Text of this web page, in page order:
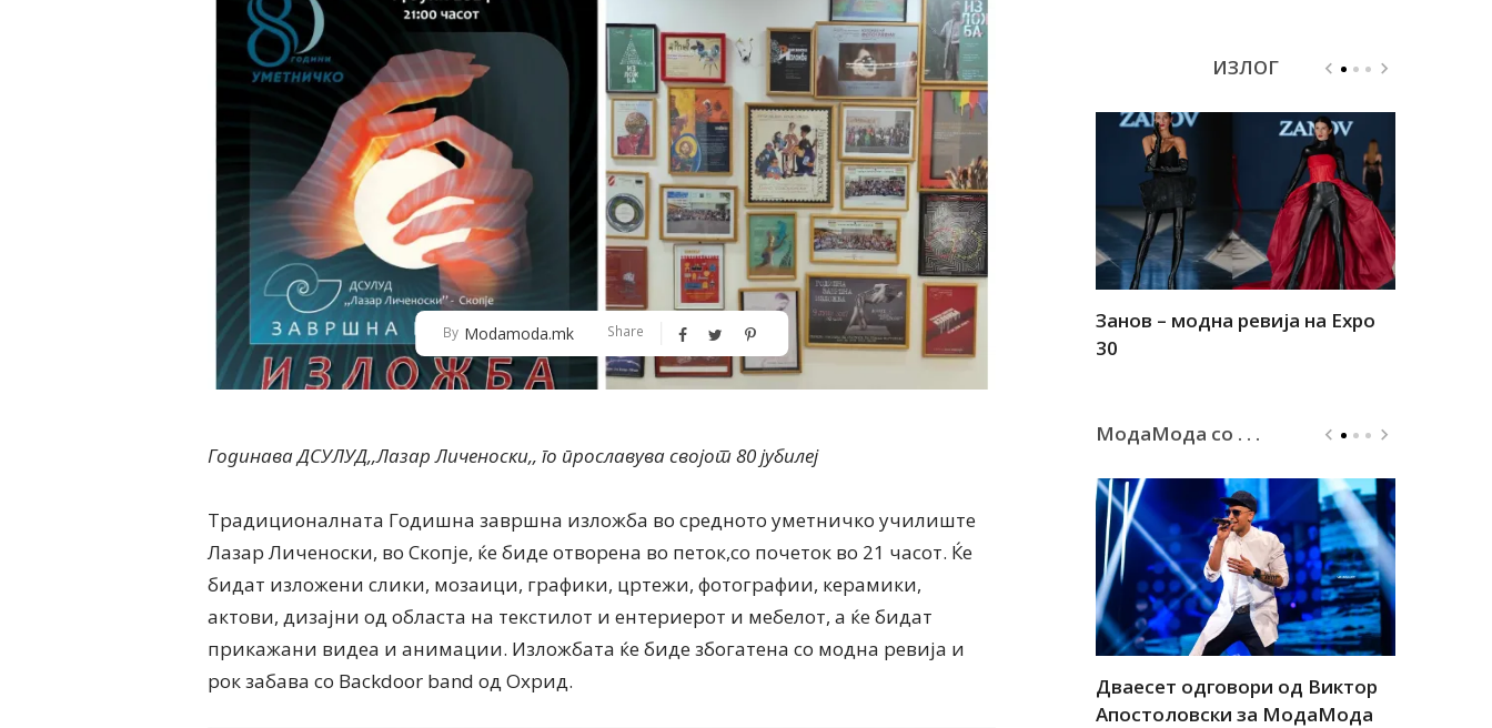
By Modamoda.mk Share
Годинава ДСУЛУД,,Лазар Личеноски,, го прославува својот 80 јубилеј
Традиционалната Годишна завршна изложба во средното уметничко училиште
Лазар Личеноски, во Скопје, ќе биде отворена во петок,со почеток во 21 часот. Ќе
бидат изложени слики, мозаици, графики, цртежи, фотографии, керамики,
актови, дизајни од областа на текстилот и ентериерот и мебелот, а ќе бидат
прикажани видеа и анимации. Изложбата ќе биде збогатена со модна ревија и
рок забава со Backdoor band од Охрид.
ИЗЛОГ
Алшар – модна ревија на Expo
30
Филигрански обетки
Занов – модна ревија на Expo
30
МодаМода со . . .
Дваесет одговори од Милена
Дваесет одговори од Виктор
Апостоловски за МодаМода